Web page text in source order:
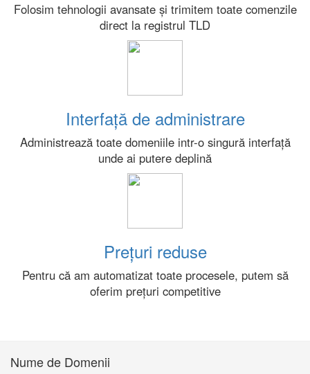
Folosim tehnologii avansate și trimitem toate comenzile
direct la registrul TLD
Interfață de administrare
Administrează toate domeniile intr-o singură interfață
unde ai putere deplină
Prețuri reduse
Pentru că am automatizat toate procesele, putem să
oferim prețuri competitive
Nume de Domenii